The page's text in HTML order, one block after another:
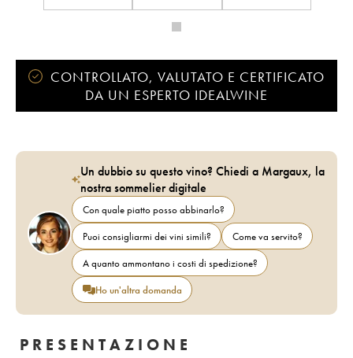
CONTROLLATO, VALUTATO E CERTIFICATO
DA UN ESPERTO IDEALWINE
Un dubbio su questo vino? Chiedi a Margaux, la
nostra sommelier digitale
Con quale piatto posso abbinarlo?
Puoi consigliarmi dei vini simili?
Come va servito?
A quanto ammontano i costi di spedizione?
Ho un'altra domanda
PRESENTAZIONE